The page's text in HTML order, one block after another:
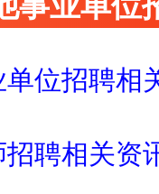
位招聘相
聘相关资